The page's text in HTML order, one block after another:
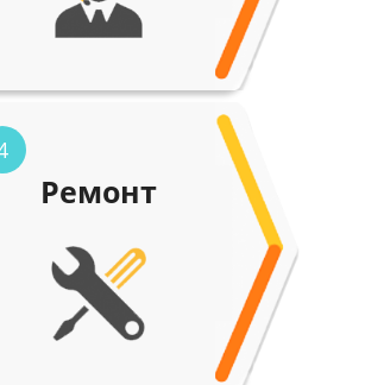
Ремонт